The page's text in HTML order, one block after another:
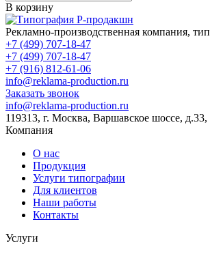
В корзину
Рекламно-производственная компания,
+7 (499) 707-18-47
+7 (499) 707-18-47
+7 (916) 812-61-06
info@reklama-production.ru
Заказать звонок
info@reklama-production.ru
119313, г. Москва, Варшавское шоссе,
Компания
О нас
Продукция
Услуги типографии
Для клиентов
Наши работы
Контакты
Услуги